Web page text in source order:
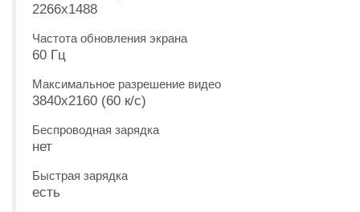
2266x1488
Частота обновления экрана
60 Гц
Максимальное разрешение видео
3840x2160 (60 к/с)
Беспроводная зарядка
нет
Быстрая зарядка
есть